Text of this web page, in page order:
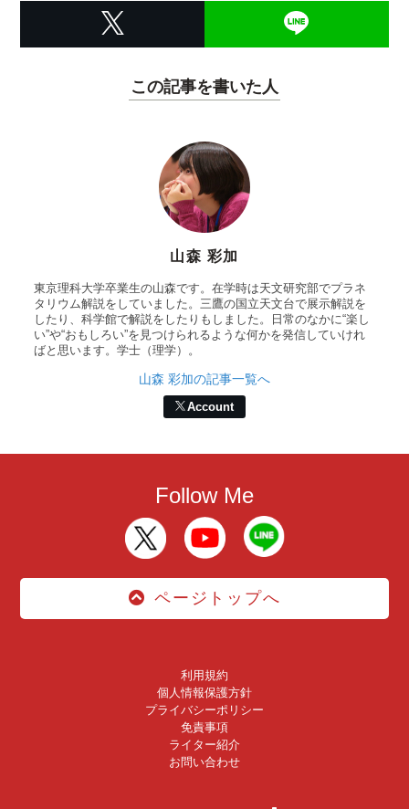
この記事を書いた人
山森 彩加
東京理科大学卒業生の山森です。在学時は天文研究部でプラネ
タリウム解説をしていました。三鷹の国立天文台で展示解説を
したり、科学館で解説をしたりもしました。日常のなかに“楽し
い”や“おもしろい”を見つけられるような何かを発信していけれ
ばと思います。学士（理学）。
山森 彩加の記事一覧へ
Account
Follow Me
ページトップへ
利用規約
個人情報保護方針
プライバシーポリシー
免責事項
ライター紹介
お問い合わせ